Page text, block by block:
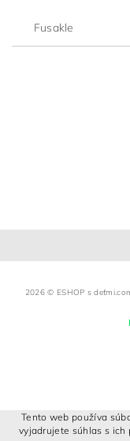
Fusakle
2026 © ESHOP s
Tento web používa
vyjadrujete súhlas s ich